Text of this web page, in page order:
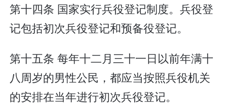
第十四条 国家实行兵役登记制度。兵役登
记包括初次兵役登记和预备役登记。
第十五条 每年十二月三十一日以前年满十
八周岁的男性公民，都应当按照兵役机关
的安排在当年进行初次兵役登记。